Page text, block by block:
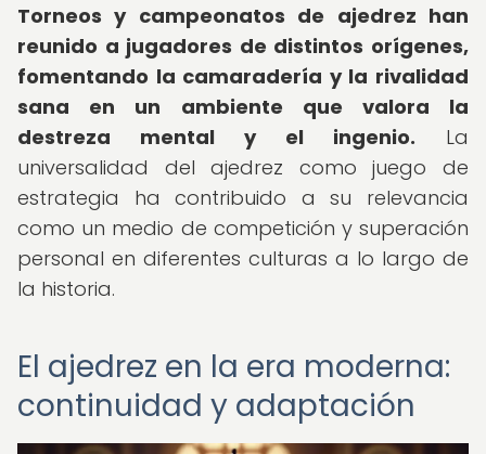
Torneos y campeonatos de ajedrez han
reunido a jugadores de distintos orígenes,
fomentando la camaradería y la rivalidad
sana en un ambiente que valora la
destreza mental y el ingenio. La
universalidad del ajedrez como juego de
estrategia ha contribuido a su relevancia
como un medio de competición y superación
personal en diferentes culturas a lo largo de
la historia.
El ajedrez en la era moderna:
continuidad y adaptación